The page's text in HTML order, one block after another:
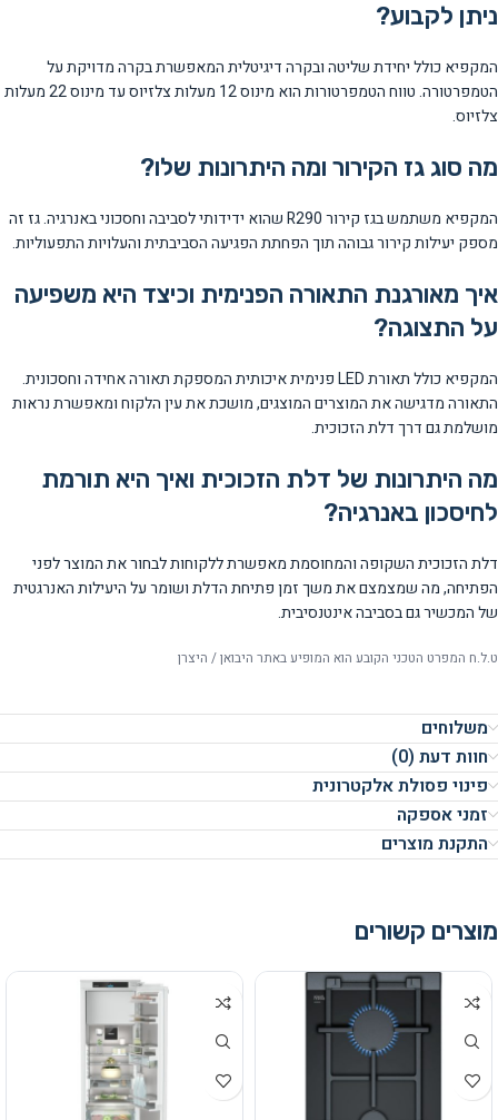
ניתן לקבוע?
המקפיא כולל יחידת שליטה ובקרה דיגיטלית המאפשרת בקרה מדויקת על
הטמפרטורה. טווח הטמפרטורות הוא מינוס 12 מעלות צלזיוס עד מינוס 22 מעלות
צלזיוס.
מה סוג גז הקירור ומה היתרונות שלו?
המקפיא משתמש בגז קירור R290 שהוא ידידותי לסביבה וחסכוני באנרגיה. גז זה
מספק יעילות קירור גבוהה תוך הפחתת הפגיעה הסביבתית והעלויות התפעוליות.
איך מאורגנת התאורה הפנימית וכיצד היא משפיעה
על התצוגה?
המקפיא כולל תאורת LED פנימית איכותית המספקת תאורה אחידה וחסכונית.
התאורה מדגישה את המוצרים המוצגים, מושכת את עין הלקוח ומאפשרת נראות
מושלמת גם דרך דלת הזכוכית.
מה היתרונות של דלת הזכוכית ואיך היא תורמת
לחיסכון באנרגיה?
דלת הזכוכית השקופה והמחוסמת מאפשרת ללקוחות לבחור את המוצר לפני
הפתיחה, מה שמצמצם את משך זמן פתיחת הדלת ושומר על היעילות האנרגטית
של המכשיר גם בסביבה אינטנסיבית.
ט.ל.ח המפרט הטכני הקובע הוא המופיע באתר היבואן / היצרן
משלוחים
חוות דעת (0)
פינוי פסולת אלקטרונית
זמני אספקה
התקנת מוצרים
מוצרים קשורים